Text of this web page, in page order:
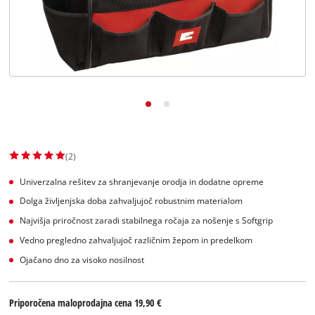
Slovenščina
SLSlovenščina
English
(2)
Univerzalna rešitev za shranjevanje orodja in dodatne opreme
Dolga življenjska doba zahvaljujoč robustnim materialom
Najvišja priročnost zaradi stabilnega ročaja za nošenje s Softgrip
Vedno pregledno zahvaljujoč različnim žepom in predelkom
Ojačano dno za visoko nosilnost
Priporočena maloprodajna cena19,90 €